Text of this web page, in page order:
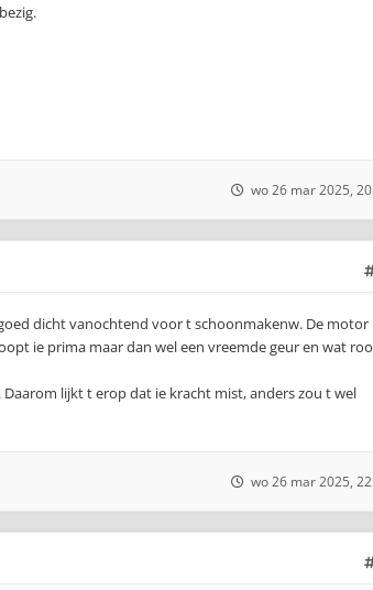
wo 26 mar 2025,
dicht vanochtend voor t schoonmakenw. De motor
ie prima maar dan wel een vreemde geur en wat
lijkt t erop dat ie kracht mist, anders zou t wel
wo 26 mar 2025,